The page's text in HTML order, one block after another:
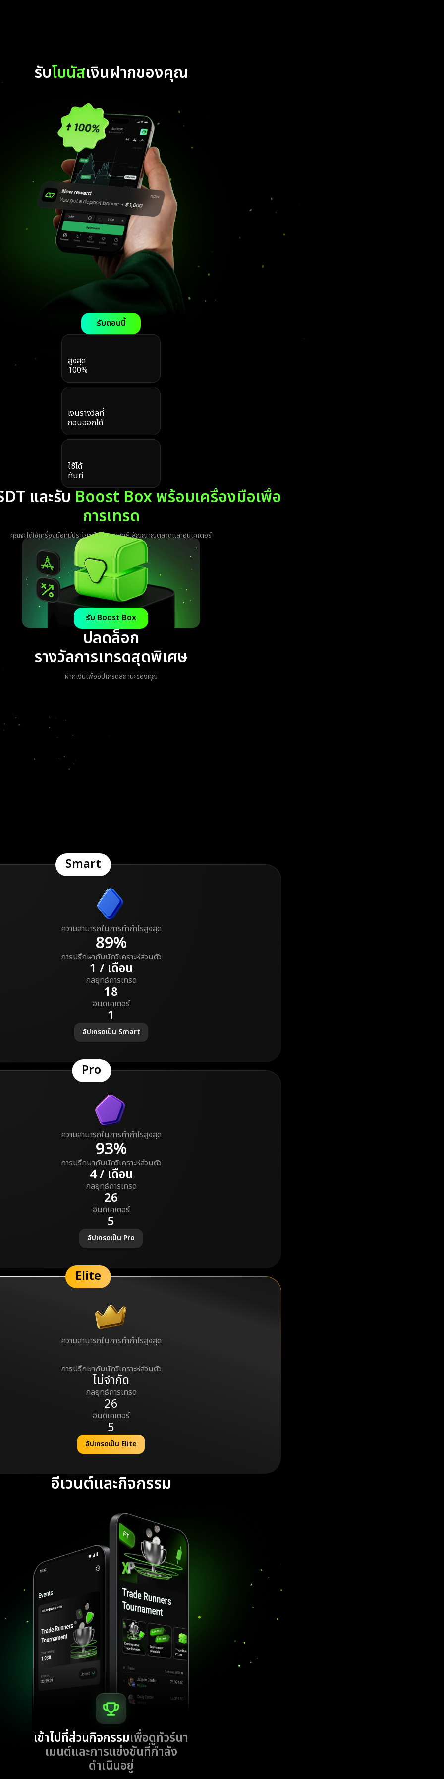
รับโบนัสเงินฝากของคุณ
สูงสุด
100%
เงินรางวัลที่
ถอนออกได้
ใช้ได้
ทันที
รับตอนนี้
และรับ Boost Box พร้อมเครื่องมือเพื่อ
การเทรด
คุณจะได้ใช้เครื่องมือที่มีประโยชน์ เช่น กลยุทธ์ สัญญาณตลาดและอินเคเตอร์
รับ Boost Box
ปลดล็อก
รางวัลการเทรดสุดพิเศษ
ฝากเงินเพื่ออัปเกรดสถานะของคุณ
Smart
ความสามารถในการทำกำไรสูงสุด
89%
การปรึกษากับนักวิเคราะห์ส่วนตัว
1 / เดือน
กลยุทธ์การเทรด
18
อินดิเคเตอร์
1
อัปเกรดเป็น Smart
Pro
ความสามารถในการทำกำไรสูงสุด
93%
การปรึกษากับนักวิเคราะห์ส่วนตัว
4 / เดือน
กลยุทธ์การเทรด
26
อินดิเคเตอร์
5
อัปเกรดเป็น Pro
Elite
ความสามารถในการทำกำไรสูงสุด
การปรึกษากับนักวิเคราะห์ส่วนตัว
ไม่จำกัด
กลยุทธ์การเทรด
26
อินดิเคเตอร์
5
อัปเกรดเป็น Elite
อีเวนต์และกิจกรรม
เข้าไปที่ส่วนกิจกรรมเพื่อดูทัวร์นา
เมนต์และการแข่งขันที่กำลัง
ดำเนินอยู่